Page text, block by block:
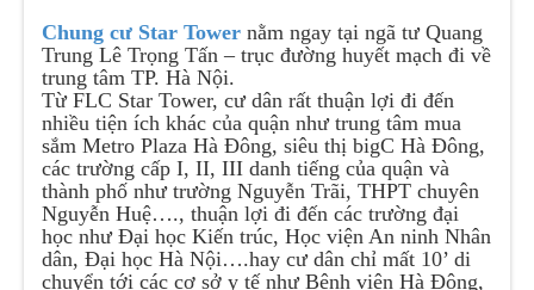
Chung cư Star Tower nằm ngay tại ngã tư Quang
Trung Lê Trọng Tấn – trục đường huyết mạch đi về
trung tâm TP. Hà Nội.
Từ FLC Star Tower, cư dân rất thuận lợi đi đến
nhiều tiện ích khác của quận như trung tâm mua
sắm Metro Plaza Hà Đông, siêu thị bigC Hà Đông,
các trường cấp I, II, III danh tiếng của quận và
thành phố như trường Nguyễn Trãi, THPT chuyên
Nguyễn Huệ…., thuận lợi đi đến các trường đại
học như Đại học Kiến trúc, Học viện An ninh Nhân
dân, Đại học Hà Nội….hay cư dân chỉ mất 10’ di
chuyển tới các cơ sở y tế như Bệnh viện Hà Đông,